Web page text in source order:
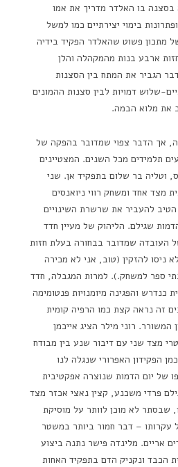
בסצנה בו האלדר מדריך את אמו
בימוי יצירתיים כמו למשל
מתכון פשוט שהאלדר הפקיד בידיה
ארבע בנות מהמקהלה והלן
הגביר את המתח בין הסצנות
שלוש דמויות לבין סצנות ההמונים
את מלוא הבמה.
אך הדבר צפוי שמדובר בהפקה של
תלמידים מכל השנים. המצטיינים
וטליה בר שלום בתפקיד אן. שני
מצד אחד ומשחק רווי ניואנסים
הטיב להעביר את שרשרת השינויים
שגילם. הליהוק של מעיין חדד
העובדה שמדובר בבחורה בעלת חזות
להזקין (טוב, אני לא מכירה
ספר למשחק.). למרות המגבלה, חדד
כנדרש והפגינה מיומנויות פנטומימה
זה נראה קצת כמו הרפיה קומית
רוני מילר הציג אייכמן
מצד שני עם דיבור שנע בין מבודח
הפקידון האפרורי שנגלה לנו
של יום הדמות שנוצרה אפקטיבית
פרדי משכנע, קצין נאצי אכזר מצד
שבסתר לא מוכן לוותר על מוסיקת
עקרותו – דבר חמור ביותר במשטר
אריים. מלינדה פישר נתנה ביצוע
הכבד ונקניק הדם בתפקיד האחות